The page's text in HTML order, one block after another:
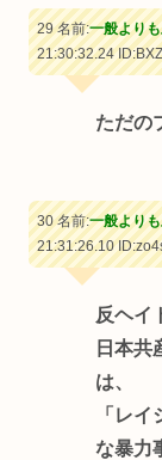
29 名前:一般より
21:30:32.24
ただの
30 名前:一般より
21:31:26.10
反ヘイ
日本共
は、
「レ
な暴力